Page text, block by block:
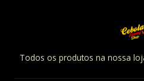
Todos os produtos na nossa